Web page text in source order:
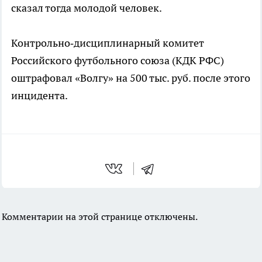
сказал тогда молодой человек.
Контрольно‑дисциплинарный комитет
Российского футбольного союза (КДК РФС)
оштрафовал «Волгу» на 500 тыс. руб. после этого
инцидента.
Комментарии на этой странице отключены.